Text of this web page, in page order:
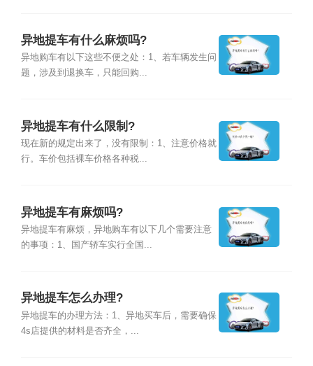
异地提车有什么麻烦吗?
异地购车有以下这些不便之处：1、若车辆发生问
题，涉及到退换车，只能回购...
异地提车有什么限制?
现在新的规定出来了，没有限制：1、注意价格就
行。车价包括裸车价格各种税...
异地提车有麻烦吗?
异地提车有麻烦，异地购车有以下几个需要注意
的事项：1、国产轿车实行全国...
异地提车怎么办理?
异地提车的办理方法：1、异地买车后，需要确保
4s店提供的材料是否齐全，...